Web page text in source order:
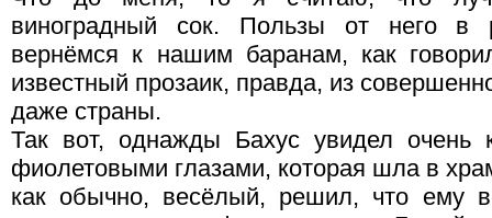
виноградный сок. Пользы от него
вернёмся к нашим баранам, как
известный прозаик, правда, из
даже страны.
Так вот, однажды Бахус увидел очень
фиолетовыми глазами, которая шла в
как обычно, весёлый, решил, что ему